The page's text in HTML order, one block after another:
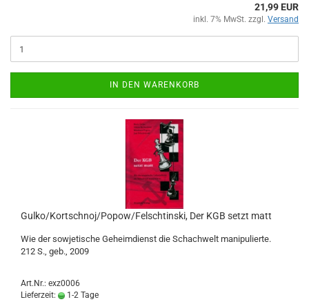
21,99 EUR
inkl. 7% MwSt. zzgl. Versand
IN DEN WARENKORB
Gulko/Kortschnoj/Popow/Felschtinski, Der KGB setzt matt
Wie der sowjetische Geheimdienst die Schachwelt manipulierte.
212 S., geb., 2009
Art.Nr.: exz0006
Lieferzeit:
1-2 Tage